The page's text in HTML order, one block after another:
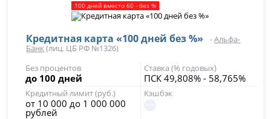
100 дней вместо 60 - без %
Кредитная карта «100 дней без %» -Альфа-
Банк (лиц. ЦБ РФ №1326)
Без процентов
до 100 дней
Ставка (% годовых)
ПСК 49,808% - 58,765%
Кредитный лимит (руб.)
от 10 000 до 1 000 000
рублей
Кэшбэк